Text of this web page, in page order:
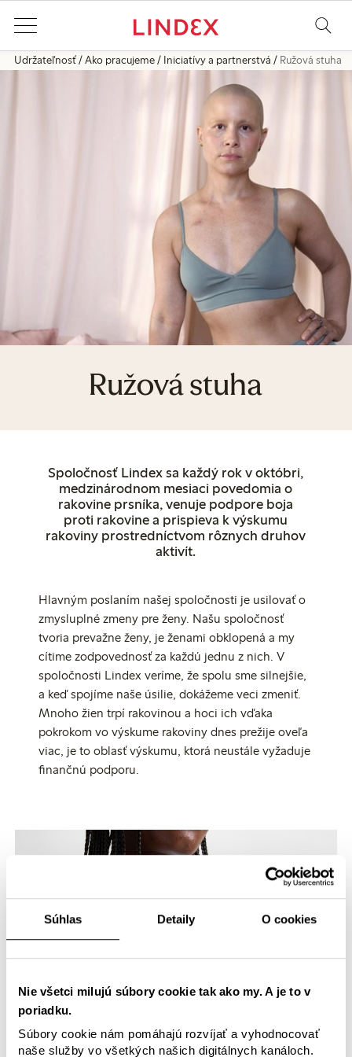
Súhlas Detaily O cookies
Nie všetci milujú súbory cookie tak ako my. A je to v
poriadku.
Súbory cookie nám pomáhajú rozvíjať a vyhodnocovať
naše služby vo všetkých našich digitálnych kanáloch.
Udržateľnosť Ako pracujeme Iniciatívy a partnerstvá Ružová stuha
Ružová stuha
Spoločnosť Lindex sa každý rok v októbri,
medzinárodnom mesiaci povedomia o
rakovine prsníka, venuje podpore boja
proti rakovine a prispieva k výskumu
rakoviny prostredníctvom rôznych druhov
aktivít.
Hlavným poslaním našej spoločnosti je usilovať o
zmysluplné zmeny pre ženy. Našu spoločnosť
tvoria prevažne ženy, je ženami obklopená a my
cítime zodpovednosť za každú jednu z nich. V
spoločnosti Lindex veríme, že spolu sme silnejšie,
a keď spojíme naše úsilie, dokážeme veci zmeniť.
Mnoho žien trpí rakovinou a hoci ich vďaka
pokrokom vo výskume rakoviny dnes prežije oveľa
viac, je to oblasť výskumu, ktorá neustále vyžaduje
finančnú podporu.